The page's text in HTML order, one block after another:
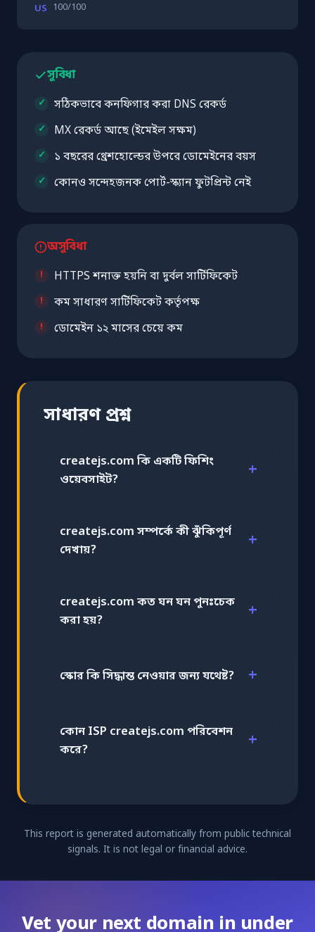
US 100/100
সুবিধা
সঠিকভাবে কনফিগার করা DNS রেকর্ড
MX রেকর্ড আছে (ইমেইল সক্ষম)
১ বছরের থ্রেশহোল্ডের উপরে ডোমেইনের বয়স
কোনও সন্দেহজনক পোর্ট-স্ক্যান ফুটপ্রিন্ট নেই
অসুবিধা
HTTPS শনাক্ত হয়নি বা দুর্বল সার্টিফিকেট
কম সাধারণ সার্টিফিকেট কর্তৃপক্ষ
ডোমেইন ১২ মাসের চেয়ে কম
সাধারণ প্রশ্ন
createjs.com কি একটি ফিশিং
ওয়েবসাইট?
createjs.com সম্পর্কে কী ঝুঁকিপূর্ণ
দেখায়?
createjs.com কত ঘন ঘন পুনঃচেক
করা হয়?
স্কোর কি সিদ্ধান্ত নেওয়ার জন্য যথেষ্ট?
কোন ISP createjs.com পরিবেশন
করে?
This report is generated automatically from public technical
signals. It is not legal or financial advice.
Vet your next domain in under